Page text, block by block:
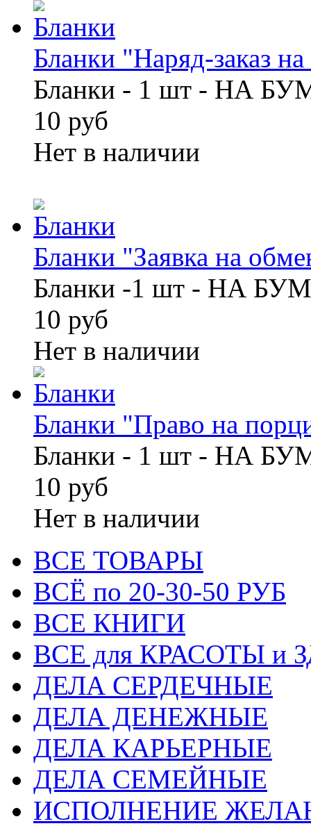
Бланки "Наряд-заказ
Бланки - 1 шт - НА
10 руб
Нет в наличии
Бланки "Заявка на
Бланки -1 шт - НА
10 руб
Нет в наличии
Бланки "Право на
Бланки - 1 шт - НА
10 руб
Нет в наличии
ВСЕ ТОВАРЫ
ВСЁ по 20-30-50 РУБ
ВСЕ КНИГИ
ВСЕ для КРАСОТЫ и
ДЕЛА СЕРДЕЧНЫЕ
ДЕЛА ДЕНЕЖНЫЕ
ДЕЛА КАРЬЕРНЫЕ
ДЕЛА СЕМЕЙНЫЕ
ИСПОЛНЕНИЕ